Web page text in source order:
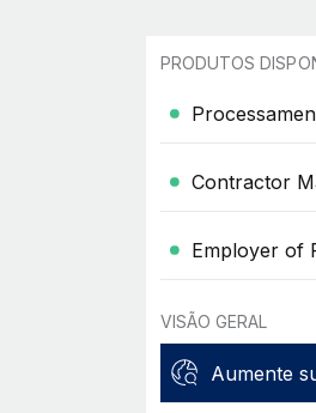
PRODUTOS
Contractor
Employer of
VISÃO GERAL
Aumente